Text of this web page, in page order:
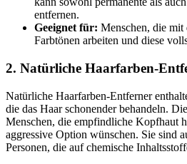
entfernen.
Geeignet für: Menschen, die mit
Farbtönen arbeiten und diese
2. Natürliche Haarfarben-
Natürliche Haarfarben-Entferner
die das Haar schonender behandeln.
Menschen, die empfindliche Kopfhaut
aggressive Option wünschen. Sie sind
Personen, die auf chemische